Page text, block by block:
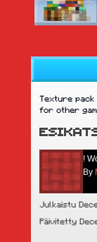
Texture pack
for other
!
By
Julkaistu
Päivitetty